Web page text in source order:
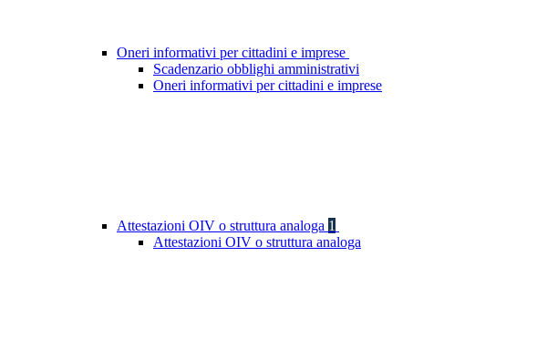
Oneri informativi per cittadini e imprese
Scadenzario obblighi amministrativi
Oneri informativi per cittadini e imprese
Attestazioni OIV o struttura analoga 1
Attestazioni OIV o struttura analoga